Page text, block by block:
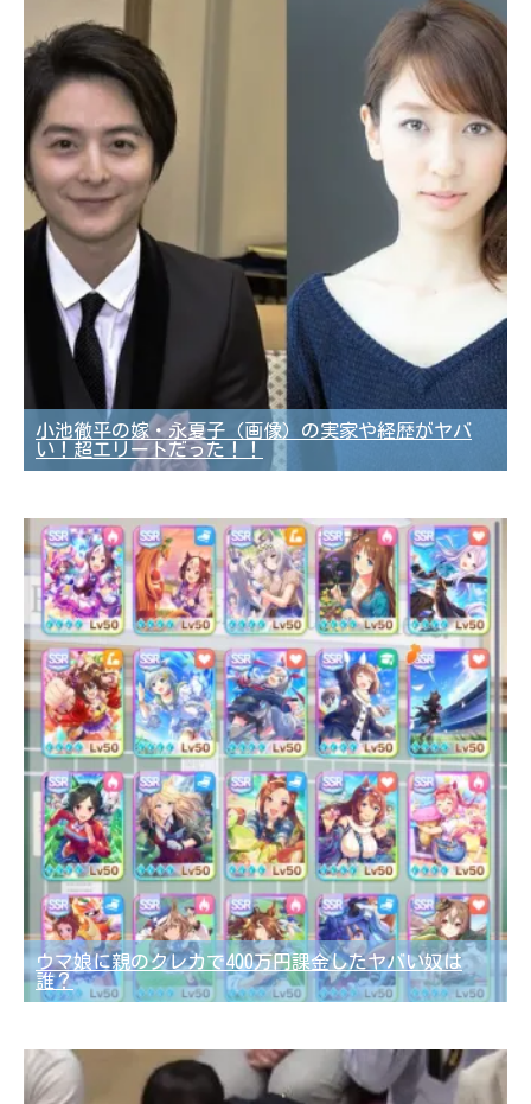
小池徹平の嫁・永夏子（画像）の実家や経歴がヤバ
い！超エリートだった！！
ウマ娘に親のクレカで400万円課金したヤバい奴は
誰？